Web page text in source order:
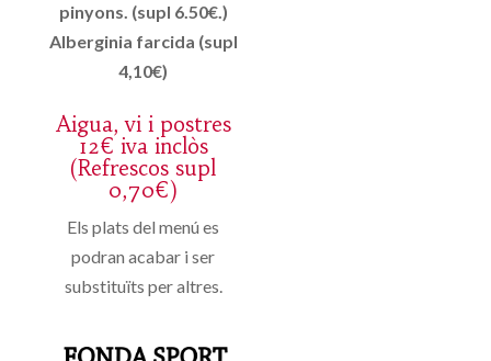
pinyons. (supl 6.50€.)
Alberginia farcida (supl
4,10€)
Aigua, vi i postres
12€ iva inclòs
(Refrescos supl
0,70€)
Els plats del menú es
podran acabar i ser
substituïts per altres.